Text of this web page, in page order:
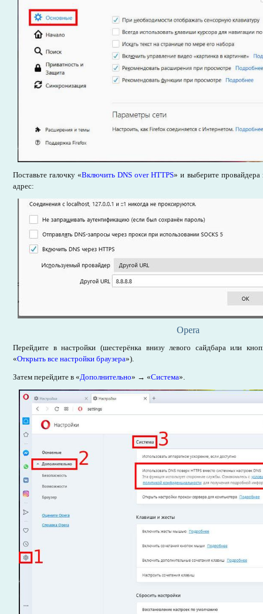
Поставьте галочку «Включить DNS over HTTPS» и выберите провайдера
адрес:
Opera
Перейдите в настройки (шестерёнка внизу левого сайдбара или
«Открыть все настройки браузера»).
Затем перейдите в «Дополнительно» → «Система».